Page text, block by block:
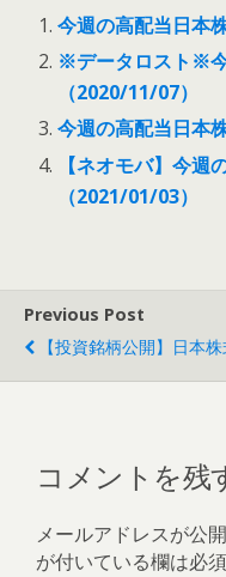
今週の高配当日本
※データロスト※
（2020/11/07）
今週の高配当日本
【ネオモバ】今週
（2021/01/03）
Previous Post
【投資銘柄公開】日本
コメントを残
メールアドレスが公
が付いている欄は必